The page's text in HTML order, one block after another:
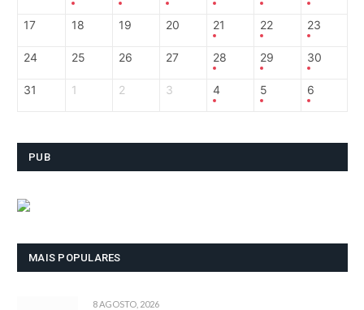
17 18 19 20 21 22 23
24 25 26 27 28 29 30
31 1 2 3 4 5 6
PUB
MAIS POPULARES
8 AGOSTO, 2026